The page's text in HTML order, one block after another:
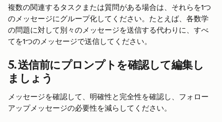
複数の関連するタスクまたは質問がある場合は、それらを1つ
のメッセージにグループ化してください。たとえば、各数学
の問題に対して別々のメッセージを送信する代わりに、すべ
てを1つのメッセージで送信してください。
5. 送信前にプロンプトを確認して編集し
ましょう
メッセージを確認して、明確性と完全性を確認し、フォロー
アップメッセージの必要性を減らしてください。